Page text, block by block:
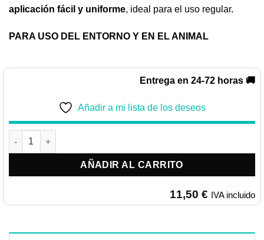
aplicación fácil y uniforme, ideal para el uso regular.
PARA USO DEL ENTORNO Y EN EL ANIMAL
Entrega en 24-72 horas 🚚
Añadir a mi lista de los deseos
PODY insecticida para caballos 1L cantidad
AÑADIR AL CARRITO
11,50 € IVA incluido